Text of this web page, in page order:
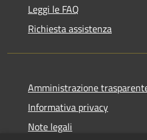
Leggi le FAQ
Richiesta assistenza
Amministrazione
Informativa privacy
Note legali